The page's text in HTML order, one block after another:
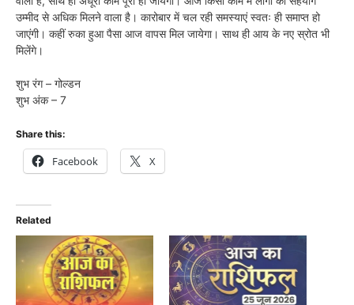
उम्मीद से अधिक मिलने वाला है। कारोबार में चल रही समस्याएं स्वतः ही समाप्त हो
जाएंगी। कहीं रुका हुआ पैसा आज वापस मिल जायेगा। साथ ही आय के नए स्रोत भी
मिलेंगे।
शुभ रंग – गोल्डन
शुभ अंक – 7
Share this:
Facebook X
Related